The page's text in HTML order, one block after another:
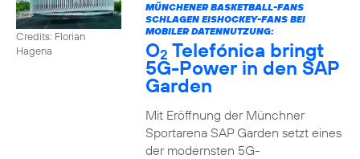
Credits: Florian
Hagena
MÜNCHENER BASKETBALL-FANS
SCHLAGEN EISHOCKEY-FANS BEI
MOBILER DATENNUTZUNG:
O2 Telefónica bringt
5G-Power in den SAP
Garden
Mit Eröffnung der Münchner
Sportarena SAP Garden setzt eines
der modernsten 5G-